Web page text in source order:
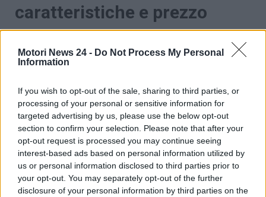
Motori News 24 - Do Not Process My Personal
Information
If you wish to opt-out of the sale, sharing to third parties, or
processing of your personal or sensitive information for
targeted advertising by us, please use the below opt-out
section to confirm your selection. Please note that after your
opt-out request is processed you may continue seeing
interest-based ads based on personal information utilized by
us or personal information disclosed to third parties prior to
your opt-out. You may separately opt-out of the further
disclosure of your personal information by third parties on the
caratteristiche e prezzo
avete trovato. Parliamo di quanto creato daFarizon
X-Van. Marchio del Gruppo cinese Geely, l’azienda
2016, e si è da subito concentrata sulla costruzione
di autobus, camion, furgoni e pick-up. L’ultimo
modello, un camper chiamatoFarizon SV, è un
veicolo commerciale di medie dimensioni,
paragonabile a un Volkswagen Transporter.
Lungo 5,02 metri, largo meno di due e alto 2,14, è
leggermente più grande.